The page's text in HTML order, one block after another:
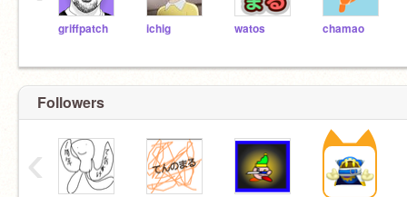
griffpatch ichig watos chamao
Followers
‹